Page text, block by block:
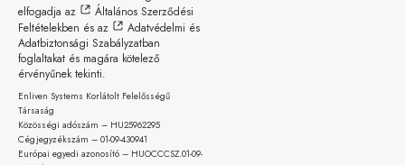
elfogadja az
Általános Szerződési
Feltételekben és az
Adatvédelmi és
Adatbiztonsági Szabályzatban
foglaltakat és magára kötelező
érvényűnek tekinti.
Enliven Systems Korlátolt Felelősségű
Társaság
Közösségi adószám – HU25962295
Cégjegyzékszám – 01-09-430941
Európai egyedi azonosító – HUOCCCSZ.01-09-